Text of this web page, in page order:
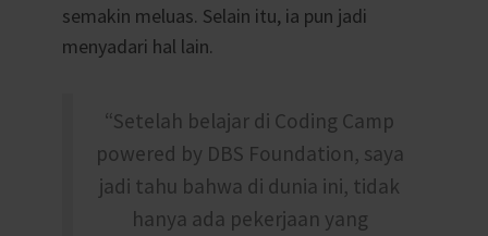
semakin meluas. Selain itu, ia pun jadi
menyadari hal lain.
“Setelah belajar di Coding Camp
powered by DBS Foundation, saya
jadi tahu bahwa di dunia ini, tidak
hanya ada pekerjaan yang